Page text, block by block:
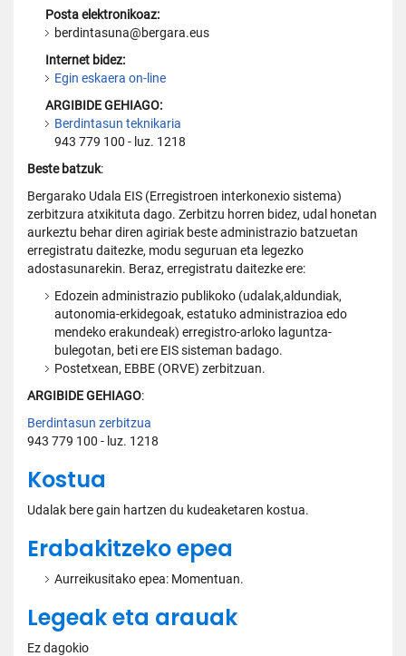
Posta elektronikoaz:
berdintasuna@bergara.eus
Internet bidez:
Egin eskaera on-line
ARGIBIDE GEHIAGO:
Berdintasun teknikaria
943 779 100 - luz. 1218
Beste batzuk:
Bergarako Udala EIS (Erregistroen interkonexio sistema)
zerbitzura atxikituta dago. Zerbitzu horren bidez, udal honetan
aurkeztu behar diren agiriak beste administrazio batzuetan
erregistratu daitezke, modu seguruan eta legezko
adostasunarekin. Beraz, erregistratu daitezke ere:
Edozein administrazio publikoko (udalak,aldundiak,
autonomia-erkidegoak, estatuko administrazioa edo
mendeko erakundeak) erregistro-arloko laguntza-
bulegotan, beti ere EIS sisteman badago.
Postetxean, EBBE (ORVE) zerbitzuan.
ARGIBIDE GEHIAGO:
Berdintasun zerbitzua
943 779 100 - luz. 1218
Kostua
Udalak bere gain hartzen du kudeaketaren kostua.
Erabakitzeko epea
Aurreikusitako epea: Momentuan.
Legeak eta arauak
Ez dagokio